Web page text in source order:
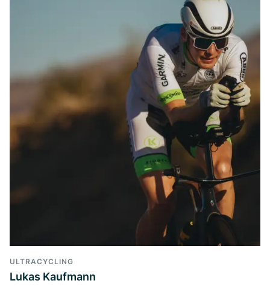
ULTRACYCLING
Lukas Kaufmann